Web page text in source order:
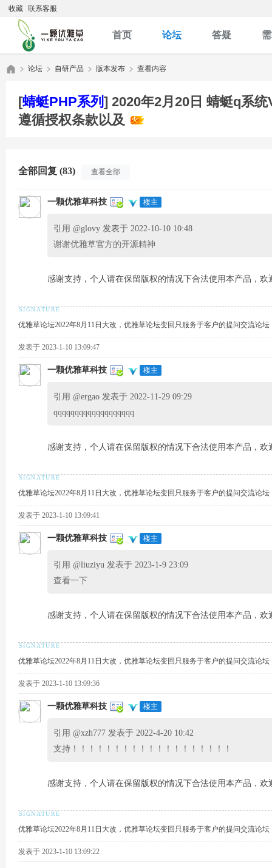
收藏 联系客服
首页 论坛 答疑
»
论坛
›
自研产品
›
版本发布
›
查看内容
[蜻蜓PHP系列 ] 2020年2月20日 蜻蜓q系
遵循授权条款以及
全部回复 (83) 查看全部
一颗优雅草科技 楼主
引用 @glovy 发表于 2022-10-10 10:48
谢谢优雅草官方的开源精神
感谢支持，个人请在保留版权的情况下合法使用本产品，
优雅草论坛2022年8月11日大改，优雅草论坛变回只服务于客户的提问交流论坛
发表于 2023-1-10 13:09:47
一颗优雅草科技 楼主
引用 @ergao 发表于 2022-11-29 09:29
qqqqqqqqqqqqqqqqqqq
感谢支持，个人请在保留版权的情况下合法使用本产品，
优雅草论坛2022年8月11日大改，优雅草论坛变回只服务于客户的提问交流论坛
发表于 2023-1-10 13:09:41
一颗优雅草科技 楼主
引用 @liuziyu 发表于 2023-1-9 23:09
查看一下
感谢支持，个人请在保留版权的情况下合法使用本产品，
优雅草论坛2022年8月11日大改，优雅草论坛变回只服务于客户的提问交流论坛
发表于 2023-1-10 13:09:36
一颗优雅草科技 楼主
引用 @xzh777 发表于 2022-4-20 10:42
支持！！！！！！！！！！！！！！！！！！！
感谢支持，个人请在保留版权的情况下合法使用本产品，
优雅草论坛2022年8月11日大改，优雅草论坛变回只服务于客户的提问交流论坛
发表于 2023-1-10 13:09:22